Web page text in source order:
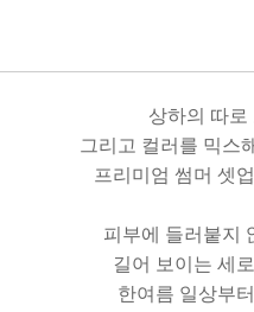
상하의 따로
그리고 컬러를 믹스
프리미엄 썸머 셋
피부에 들러붙지
길어 보이는 세
한여름 일상부